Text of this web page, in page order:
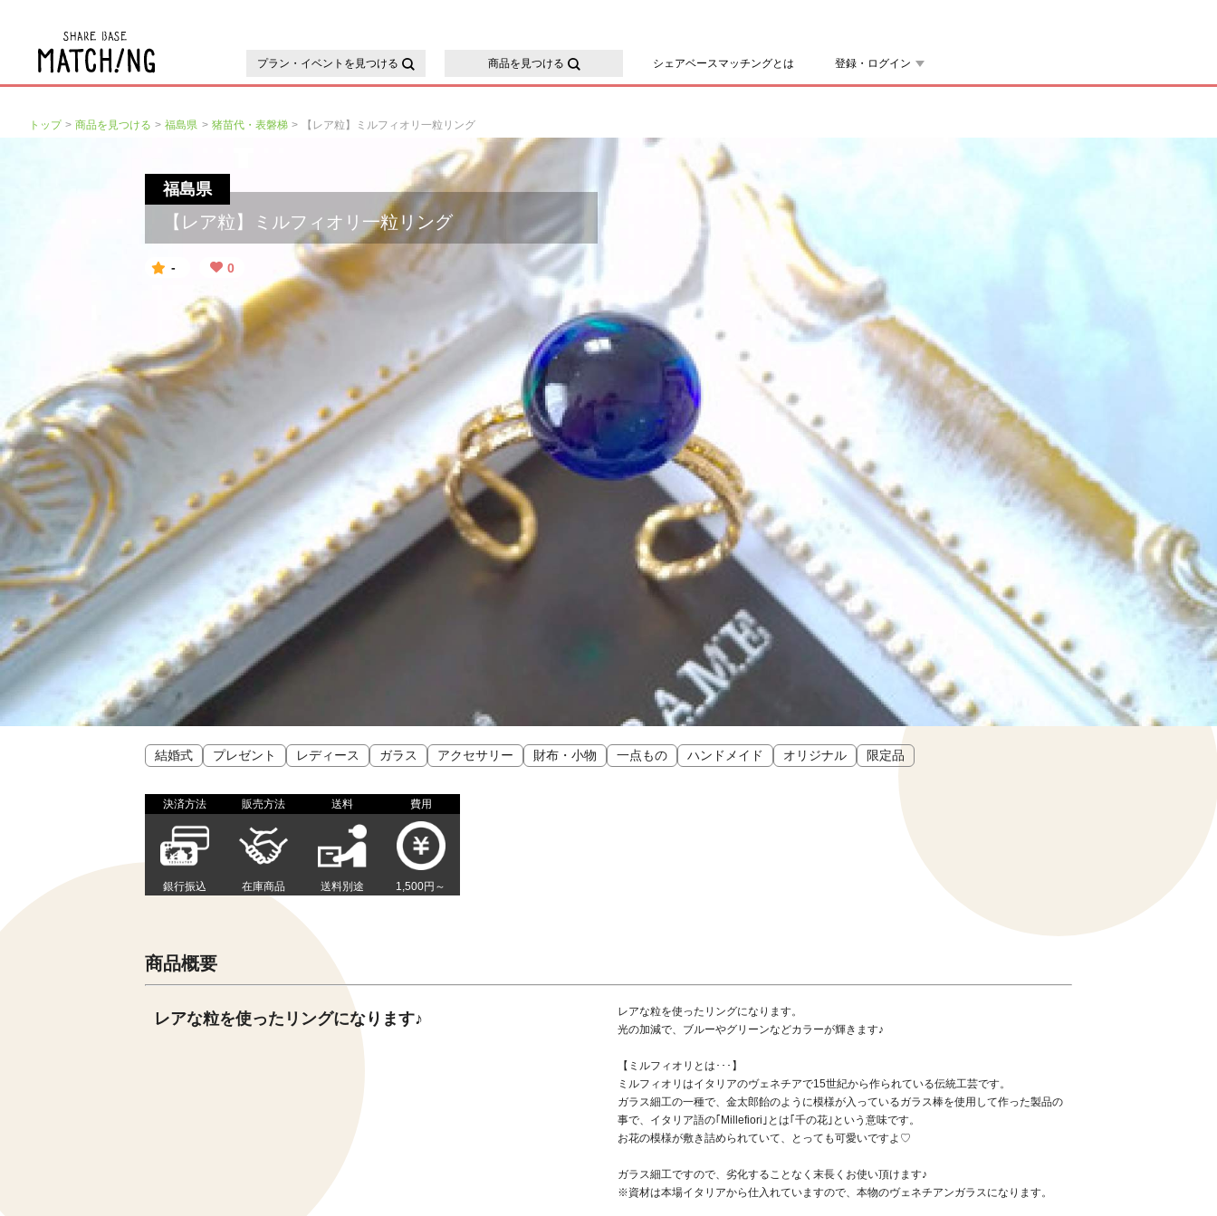
プラン・イベントを見つける 商品を見つける シェアベースマッチングとは 登録・ログイン
トップ 商品を見つける 福島県 猪苗代・表磐梯 【レア粒】ミルフィオリ一粒リング
福島県
【レア粒】ミルフィオリ一粒リング
- 0
結婚式 プレゼント レディース ガラス アクセサリー 財布・小物 一点もの ハンドメイド オリジナル 限定品
決済方法
銀行振込
販売方法
在庫商品
送料
送料別途
費用
1,500円～
商品概要
レアな粒を使ったリングになります♪
レアな粒を使ったリングになります。
光の加減で、ブルーやグリーンなどカラーが輝きます♪
【ミルフィオリとは･･･】
ミルフィオリはイタリアのヴェネチアで15世紀から作られている伝統工芸です。
ガラス細工の一種で、金太郎飴のように模様が入っているガラス棒を使用して作った製品の
事で、イタリア語の｢Millefiori｣とは｢千の花｣という意味です。
お花の模様が敷き詰められていて、とっても可愛いですよ♡
ガラス細工ですので、劣化することなく末長くお使い頂けます♪
※資材は本場イタリアから仕入れていますので、本物のヴェネチアンガラスになります。